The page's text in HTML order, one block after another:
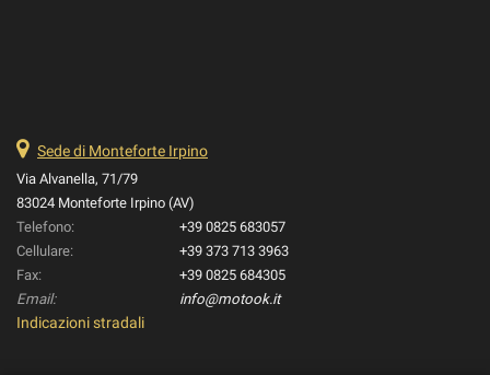
Sede di Monteforte Irpino
Via Alvanella, 71/79
83024 Monteforte Irpino (AV)
Telefono:
+39 0825 683057
Cellulare:
+39 373 713 3963
Fax:
+39 0825 684305
Email:
info@motook.it
Indicazioni stradali